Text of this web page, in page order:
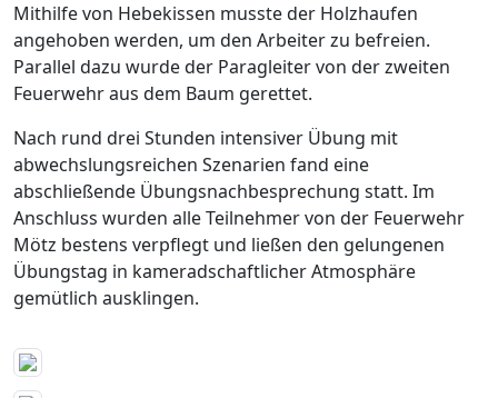
Mithilfe von Hebekissen musste der Holzhaufen
angehoben werden, um den Arbeiter zu befreien.
Parallel dazu wurde der Paragleiter von der zweiten
Feuerwehr aus dem Baum gerettet.
Nach rund drei Stunden intensiver Übung mit
abwechslungsreichen Szenarien fand eine
abschließende Übungsnachbesprechung statt. Im
Anschluss wurden alle Teilnehmer von der Feuerwehr
Mötz bestens verpflegt und ließen den gelungenen
Übungstag in kameradschaftlicher Atmosphäre
gemütlich ausklingen.